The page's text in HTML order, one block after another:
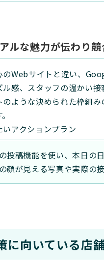
ルな魅力が伝わり
Webサイトと違い、
感、スタッフの温かい
のような決められた枠組
アクションプラン
投稿機能を使い、本日の
顔が見える写真や実際の
に向いている店